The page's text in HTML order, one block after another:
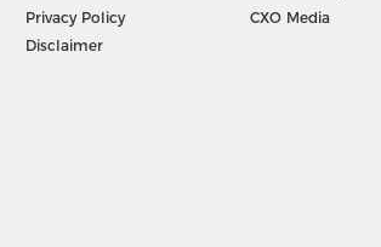
Privacy Policy
Disclaimer
CXO Media